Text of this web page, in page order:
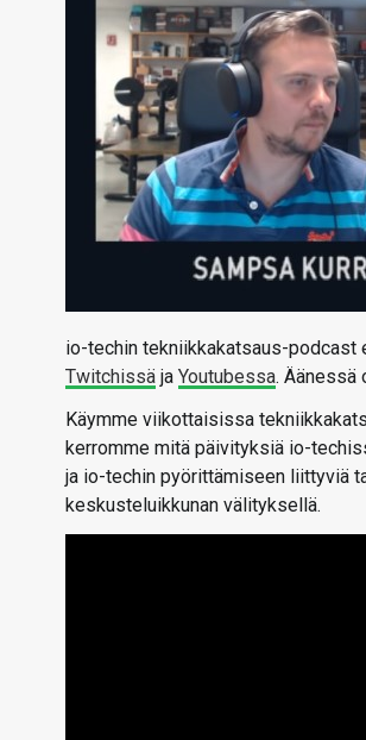
io-techin tekniikkakatsaus-podcast
Twitchissä ja Youtubessa. Äänessä
Käymme viikottaisissa
kerromme mitä päivityksiä io-
ja io-techin pyörittämiseen liittyviä
keskusteluikkunan välityksellä.